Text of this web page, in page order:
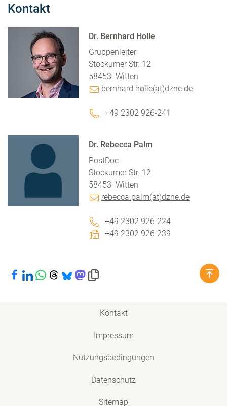
Kontakt
Dr. Bernhard Holle
Gruppenleiter
Stockumer Str. 12
58453 Witten
bernhard.holle(at)dzne.de
+49 2302 926-241
Dr. Rebecca Palm
PostDoc
Stockumer Str. 12
58453 Witten
rebecca.palm(at)dzne.de
+49 2302 926-224
+49 2302 926-239
Bei Facebook teilen
Bei LinkedIn teilen
Bei WhatsApp teilen
Bei Threads teilen
Bei Bluesky teilen
Bei Mastodon teilen
Link in die Zwischenablage kopieren
Kontakt
Impressum
Nutzungsbedingungen
Datenschutz
Sitemap